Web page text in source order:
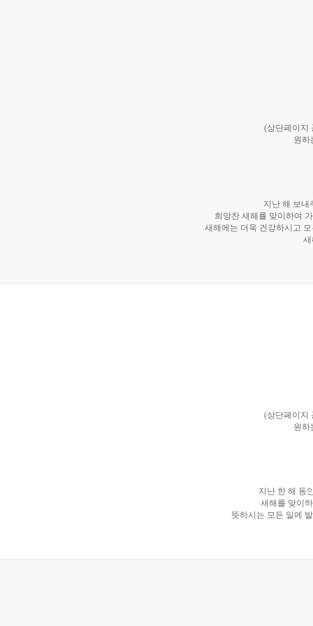
(상단페이지
원하
지난 해 보내
희망찬 새해를 맞이하여
새해에는 더욱 건강하시고
새
(상단페이지
원하
지난 한 해 동
새해를 맞이
뜻하시는 모든 일에